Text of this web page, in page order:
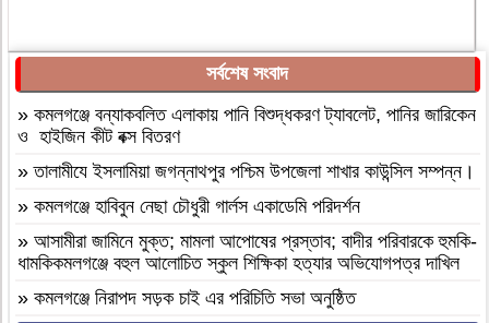
সর্বশেষ সংবাদ
» কমলগঞ্জে বন্যাকবলিত এলাকায় পানি বিশুদ্ধকরণ ট্যাবলেট, পানির জারিকেন
ও হাইজিন কীট বক্স বিতরণ
»‎তালামীযে ইসলামিয়া জগন্নাথপুর পশ্চিম উপজেলা শাখার কাউন্সিল সম্পন্ন।
» কমলগঞ্জে হাবিবুন নেছা চৌধুরী গার্লস একাডেমি পরিদর্শন
» আসামীরা জামিনে মুক্ত; মামলা আপোষের প্রস্তাব; বাদীর পরিবারকে হুমকি-
ধামকিকমলগঞ্জে বহুল আলোচিত স্কুল শিক্ষিকা হত্যার অভিযোগপত্র দাখিল
» কমলগঞ্জে নিরাপদ সড়ক চাই এর পরিচিতি সভা অনুষ্ঠিত